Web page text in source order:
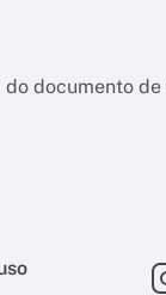
documento